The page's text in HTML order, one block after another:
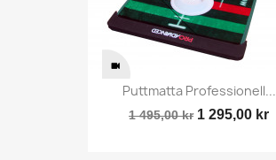
Puttmatta Professionell...
1 495,00 kr 1 295,00 kr